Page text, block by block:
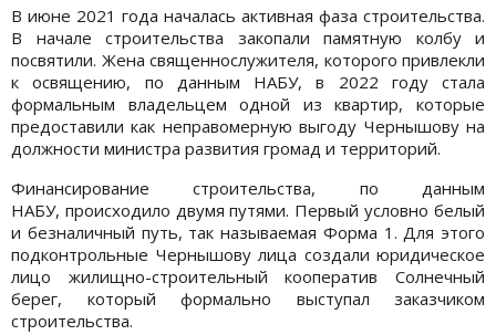
В июне 2021 года началась активная фаза строительства.
В начале строительства закопали памятную колбу и
посвятили. Жена священнослужителя, которого привлекли
к освящению, по данным НАБУ, в 2022 году стала
формальным владельцем одной из квартир, которые
предоставили как неправомерную выгоду Чернышову на
должности министра развития громад и территорий.
Финансирование строительства, по данным
НАБУ, происходило двумя путями. Первый условно белый
и безналичный путь, так называемая Форма 1. Для этого
подконтрольные Чернышову лица создали юридическое
лицо жилищно-строительный кооператив Солнечный
берег, который формально выступал заказчиком
строительства.